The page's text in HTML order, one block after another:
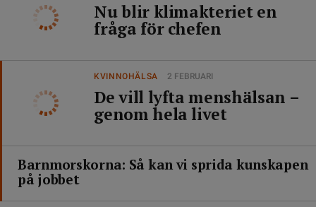
Nu blir klimakteriet en
fråga för chefen
KVINNOHÄLSA 2 FEBRUARI
De vill lyfta menshälsan –
genom hela livet
Barnmorskorna: Så kan vi sprida kunskapen
på jobbet